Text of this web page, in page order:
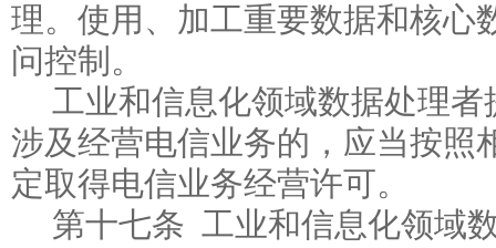
理。使用、加工重要数据和核心
问控制。
工业和信息化领域数据处理
涉及经营电信业务的，应当按照
定取得电信业务经营许可。
第十七条 工业和信息化领域